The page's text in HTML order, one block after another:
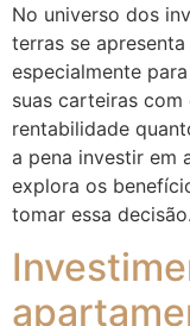
No universo dos
terras se
especialmente
suas carteiras
rentabilidade
a pena investir em
explora os
tomar essa